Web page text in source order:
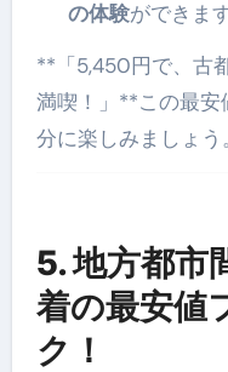
の体験ができます
**「5,450円で、古
満喫！」**この最安
分に楽しみましょう。
5. 地方都市
着の最安値
ク！